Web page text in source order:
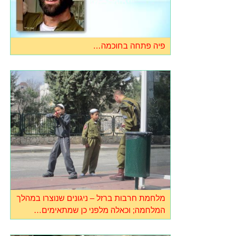
פיה פתחה בחוכמה…
מלחמת חרבות ברזל – ניגונים שנוצרו במהלך
המלחמה; וכאלה מלפני כן שמתאימים…